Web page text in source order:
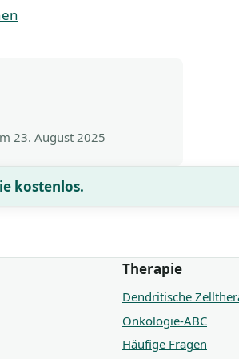
23. August 2025
kostenlos.
Therapie
Dendritische
Onkologie-ABC
Häufige Fragen